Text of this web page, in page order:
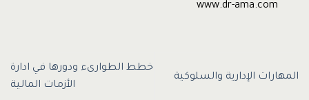
www.dr-ama.com
المهارات الإدارية والسلوكية
خطط الطوارىء ودورها في ادارة
الأزمات المالية